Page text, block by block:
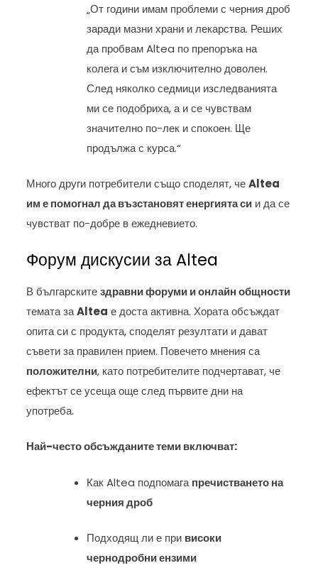
„От години имам проблеми с черния дроб
заради мазни храни и лекарства. Реших
да пробвам Altea по препоръка на
колега и съм изключително доволен.
След няколко седмици изследванията
ми се подобриха, а и се чувствам
значително по-лек и спокоен. Ще
продължа с курса.“
Много други потребители също споделят, чеAltea
им е помогнал да възстановят енергията си и да се
чувстват по-добре в ежедневието.
Форум дискусии за Altea
В българскитездравни форуми и онлайн общности
темата заAltea е доста активна. Хората обсъждат
опита си с продукта, споделят резултати и дават
съвети за правилен прием. Повечето мнения са
положителни, като потребителите подчертават, че
ефектът се усеща още след първите дни на
употреба.
Най-често обсъжданите теми включват:
Как Altea подпомагапречистването на
черния дроб
Подходящ ли е при високи
чернодробни ензими